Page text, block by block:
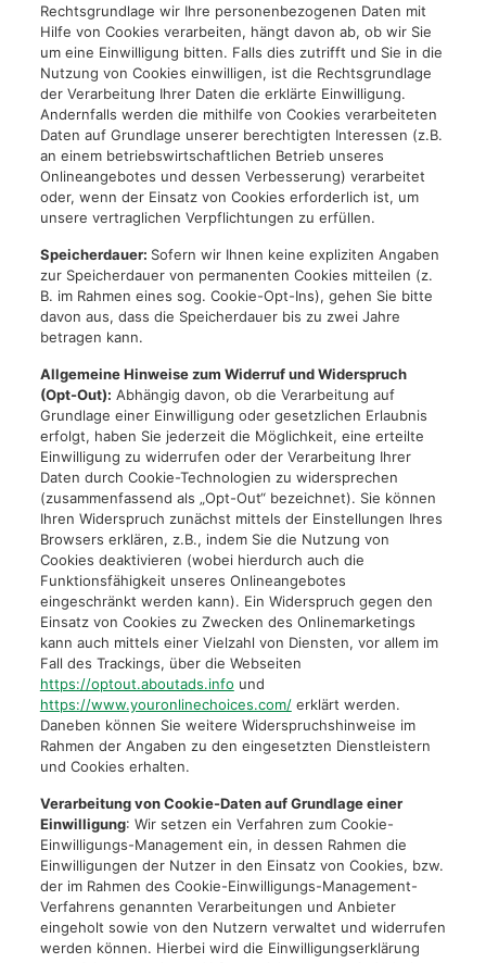
Rechtsgrundlage wir Ihre personenbezogenen Daten mit
Hilfe von Cookies verarbeiten, hängt davon ab, ob wir Sie
um eine Einwilligung bitten. Falls dies zutrifft und Sie in die
Nutzung von Cookies einwilligen, ist die Rechtsgrundlage
der Verarbeitung Ihrer Daten die erklärte Einwilligung.
Andernfalls werden die mithilfe von Cookies verarbeiteten
Daten auf Grundlage unserer berechtigten Interessen (z.B.
an einem betriebswirtschaftlichen Betrieb unseres
Onlineangebotes und dessen Verbesserung) verarbeitet
oder, wenn der Einsatz von Cookies erforderlich ist, um
unsere vertraglichen Verpflichtungen zu erfüllen.
Speicherdauer: Sofern wir Ihnen keine expliziten Angaben
zur Speicherdauer von permanenten Cookies mitteilen (z.
B. im Rahmen eines sog. Cookie-Opt-Ins), gehen Sie bitte
davon aus, dass die Speicherdauer bis zu zwei Jahre
betragen kann.
Allgemeine Hinweise zum Widerruf und Widerspruch
(Opt-Out): Abhängig davon, ob die Verarbeitung auf
Grundlage einer Einwilligung oder gesetzlichen Erlaubnis
erfolgt, haben Sie jederzeit die Möglichkeit, eine erteilte
Einwilligung zu widerrufen oder der Verarbeitung Ihrer
Daten durch Cookie-Technologien zu widersprechen
(zusammenfassend als „Opt-Out“ bezeichnet). Sie können
Ihren Widerspruch zunächst mittels der Einstellungen Ihres
Browsers erklären, z.B., indem Sie die Nutzung von
Cookies deaktivieren (wobei hierdurch auch die
Funktionsfähigkeit unseres Onlineangebotes
eingeschränkt werden kann). Ein Widerspruch gegen den
Einsatz von Cookies zu Zwecken des Onlinemarketings
kann auch mittels einer Vielzahl von Diensten, vor allem im
Fall des Trackings, über die Webseiten
https://optout.aboutads.info und
https://www.youronlinechoices.com/erklärt werden.
Daneben können Sie weitere Widerspruchshinweise im
Rahmen der Angaben zu den eingesetzten Dienstleistern
und Cookies erhalten.
Verarbeitung von Cookie-Daten auf Grundlage einer
Einwilligung: Wir setzen ein Verfahren zum Cookie-
Einwilligungs-Management ein, in dessen Rahmen die
Einwilligungen der Nutzer in den Einsatz von Cookies, bzw.
der im Rahmen des Cookie-Einwilligungs-Management-
Verfahrens genannten Verarbeitungen und Anbieter
eingeholt sowie von den Nutzern verwaltet und widerrufen
werden können. Hierbei wird die Einwilligungserklärung